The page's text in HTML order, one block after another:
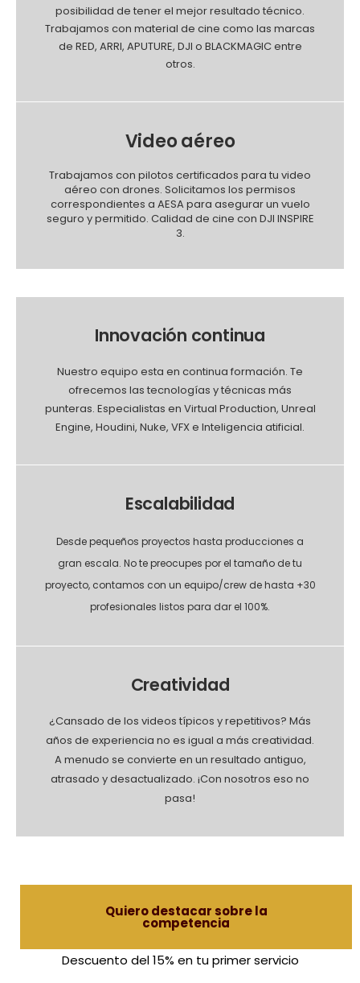
posibilidad de tener el mejor resultado técnico.
Trabajamos con material de cine como las marcas
de RED, ARRI, APUTURE, DJI o BLACKMAGIC entre
otros.
Video aéreo
Trabajamos con pilotos certificados para tu video
aéreo con drones. Solicitamos los permisos
correspondientes a AESA para asegurar un vuelo
seguro y permitido. Calidad de cine con DJI INSPIRE
3.
Innovación continua
Nuestro equipo esta en continua formación. Te
ofrecemos las tecnologías y técnicas más
punteras. Especialistas en Virtual Production, Unreal
Engine, Houdini, Nuke, VFX e Inteligencia atificial.
Escalabilidad
Desde pequeños proyectos hasta producciones a
gran escala. No te preocupes por el tamaño de tu
proyecto, contamos con un equipo/crew de hasta +30
profesionales listos para dar el 100%.
Creatividad
¿Cansado de los videos típicos y repetitivos? Más
años de experiencia no es igual a más creatividad.
A menudo se convierte en un resultado antiguo,
atrasado y desactualizado. ¡Con nosotros eso no
pasa!
Quiero destacar sobre la
competencia
Descuento del 15% en tu primer servicio